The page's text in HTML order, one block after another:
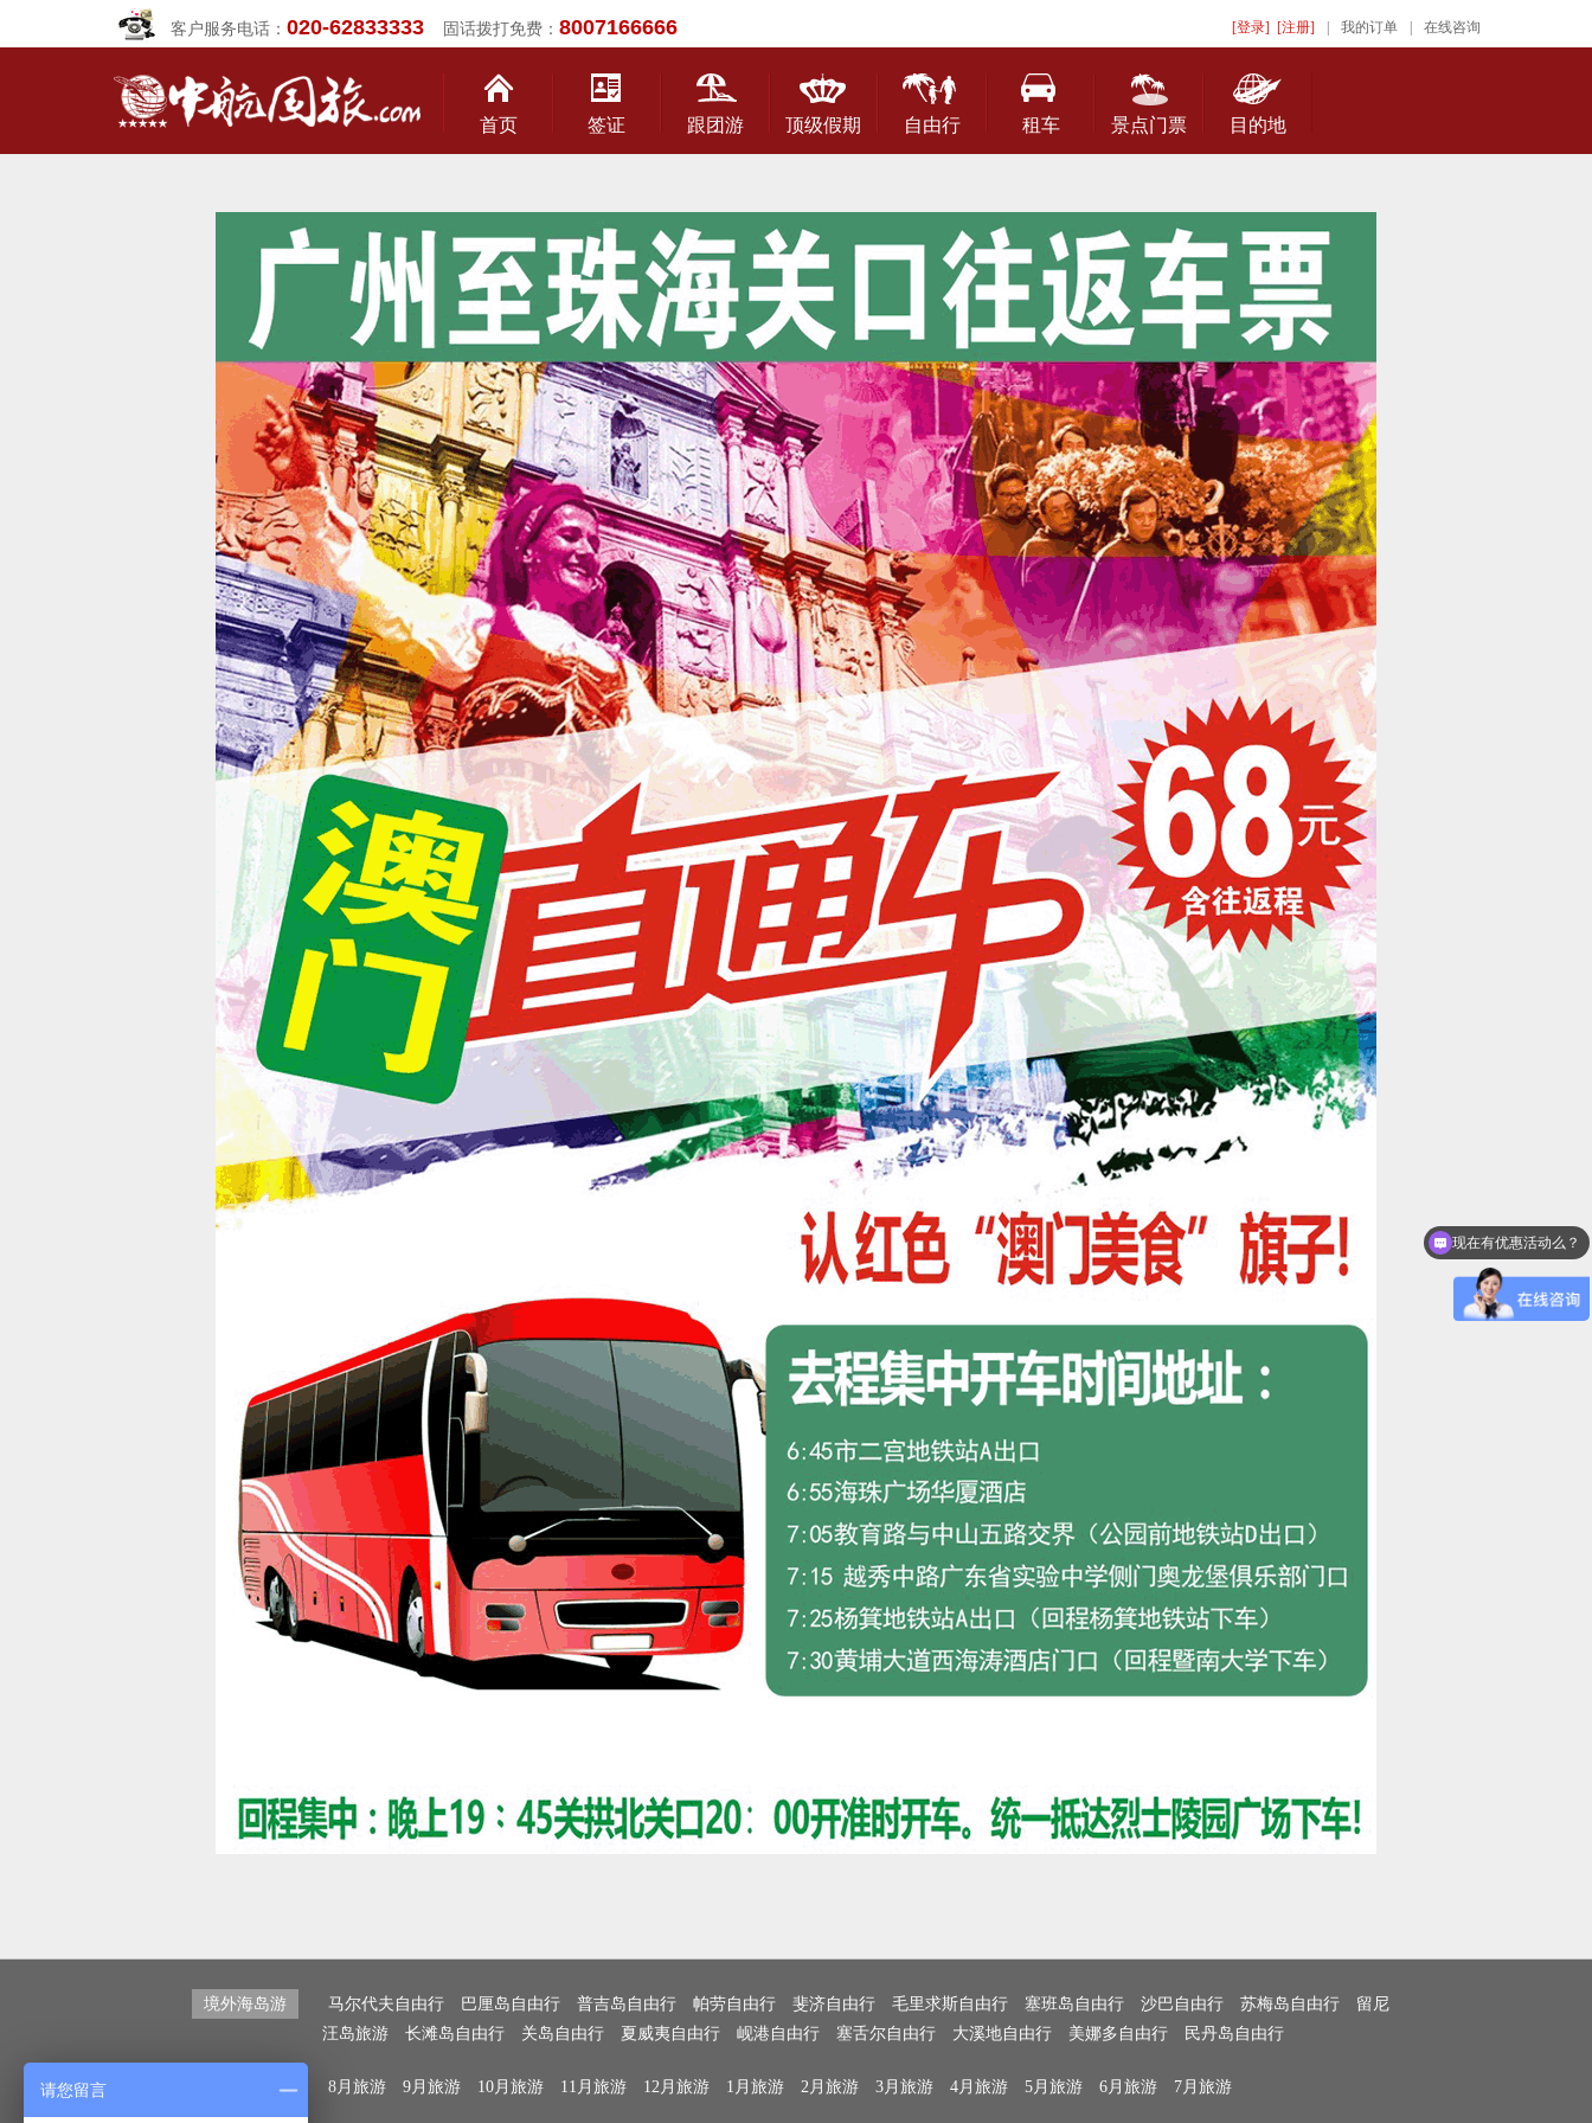
客户服务电话：020-62833333 固话拨打免费：8007166666 [登录] [注册] 我的订单 在线咨询
首页 签证 跟团游 顶级假期 自由行 租车 景点门票 目的地
境外海岛游 马尔代夫自由行 巴厘岛自由行 普吉岛自由行 帕劳自由行 斐济自由行 毛里求斯自由行 塞班岛自由行 沙巴自由行 苏梅岛自由行
留尼
汪岛旅游
长滩岛自由行 关岛自由行 夏威夷自由行 岘港自由行 塞舌尔自由行 大溪地自由行 美娜多自由行 民丹岛自由行
按月份查找 8月旅游 9月旅游 10月旅游 11月旅游 12月旅游 1月旅游 2月旅游 3月旅游 4月旅游 5月旅游 6月旅游 7月旅游
现在有优惠活动么？
请您留言